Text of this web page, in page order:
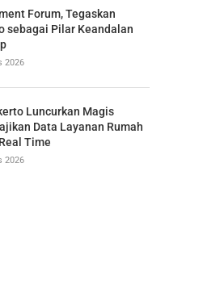
Forum, Tegaskan
sebagai Pilar Keandalan
2026
Luncurkan Magis
Data Layanan Rumah
Time
2026